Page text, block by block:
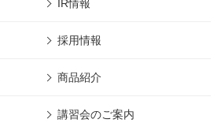
IR情報
採用情報
商品紹介
講習会のご案内